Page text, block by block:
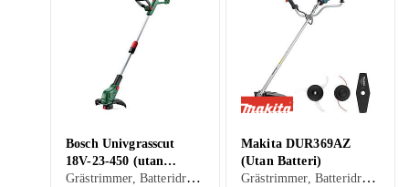
Bosch Univgrasscut
18V-23-450 (utan
batteri)
Grästrimmer, Batteridriven
Makita DUR369AZ
(Utan Batteri)
Grästrimmer, Batteridriven